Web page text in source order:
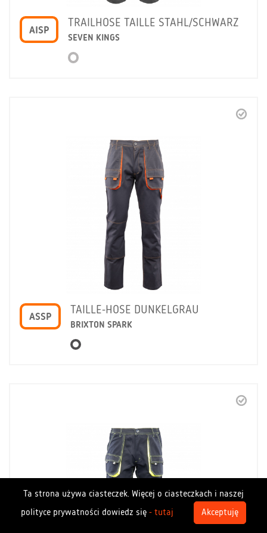
Ta strona używa ciasteczek. Więcej o ciasteczkach i naszej
polityce prywatności dowiedz się - tutaj Akceptuję
AISP
TRAILHOSE TAILLE STAHL/SCHWARZ
SEVEN KINGS
ASSP
TAILLE-HOSE DUNKELGRAU
BRIXTON SPARK